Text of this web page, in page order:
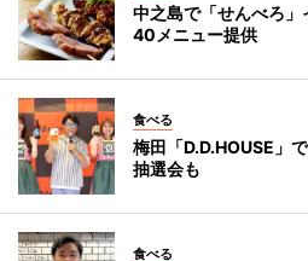
中之島で「せんべろ
40メニュー提供
食べる
梅田「D.D.HOUSE」
抽選会も
食べる